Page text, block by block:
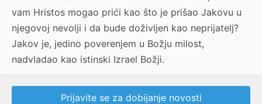
vam Hristos mogao prići kao što je prišao Jakovu u
njegovoj nevolji i da bude doživljen kao neprijatelj?
Jakov je, jedino poverenjem u Božju milost,
nadvladao kao istinski Izrael Božji.
Prijavite se za dobijanje novosti